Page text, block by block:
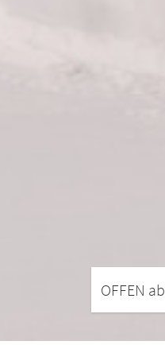
OFFEN ab